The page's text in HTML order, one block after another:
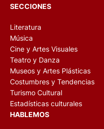
SECCIONES
Literatura
Música
Cine y Artes Visuales
Teatro y Danza
Museos y Artes Plásticas
Costumbres y Tendencias
Turismo Cultural
Estadísticas culturales
HABLEMOS